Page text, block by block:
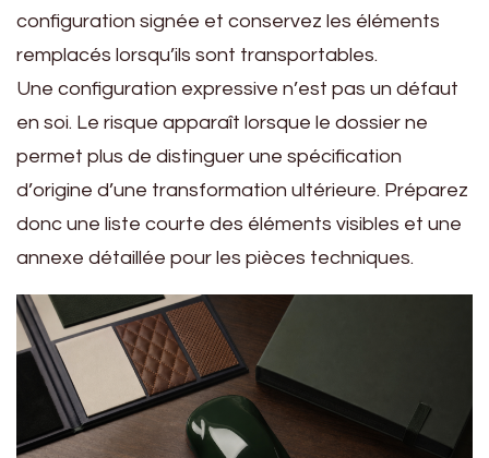
configuration signée et conservez les éléments
remplacés lorsqu’ils sont transportables.
Une configuration expressive n’est pas un défaut
en soi. Le risque apparaît lorsque le dossier ne
permet plus de distinguer une spécification
d’origine d’une transformation ultérieure. Préparez
donc une liste courte des éléments visibles et une
annexe détaillée pour les pièces techniques.